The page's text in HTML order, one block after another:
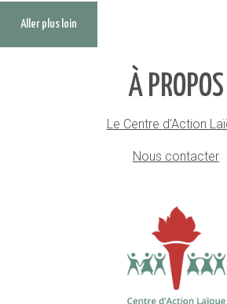
Aller plus loin
À PROPOS
Le Centre d'Action
Nous contacter